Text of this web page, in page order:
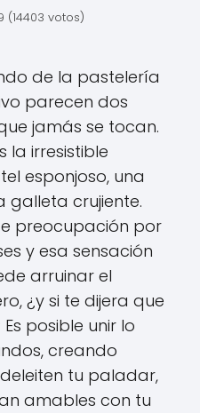
(14403 votos)
de la pastelería
parecen dos
jamás se tocan.
la irresistible
esponjoso, una
galleta crujiente.
preocupación por
y esa sensación
arruinar el
¿y si te dijera que
posible unir lo
creando
tu paladar,
amables con tu